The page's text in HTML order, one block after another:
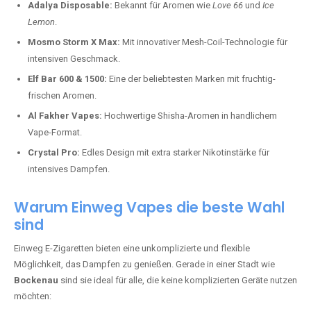
Adalya Disposable: Bekannt für Aromen wie Love 66 und Ice
Lemon.
Mosmo Storm X Max: Mit innovativer Mesh-Coil-Technologie für
intensiven Geschmack.
Elf Bar 600 & 1500: Eine der beliebtesten Marken mit fruchtig-
frischen Aromen.
Al Fakher Vapes: Hochwertige Shisha-Aromen in handlichem
Vape-Format.
Crystal Pro: Edles Design mit extra starker Nikotinstärke für
intensives Dampfen.
Warum Einweg Vapes die beste Wahl
sind
Einweg E-Zigaretten bieten eine unkomplizierte und flexible
Möglichkeit, das Dampfen zu genießen. Gerade in einer Stadt wie
Bockenau sind sie ideal für alle, die keine komplizierten Geräte nutzen
möchten: